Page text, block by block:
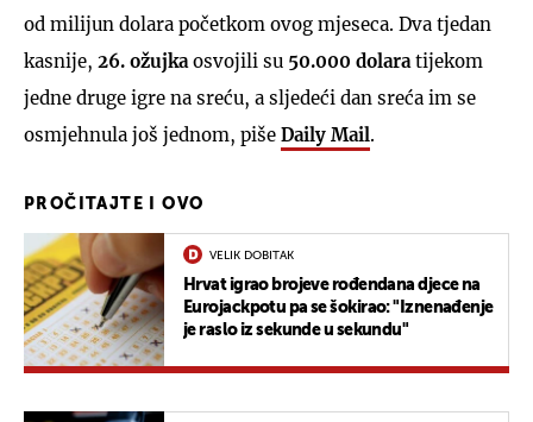
od milijun dolara početkom ovog mjeseca. Dva tjedan
kasnije, 26. ožujka osvojili su 50.000 dolara tijekom
jedne druge igre na sreću, a sljedeći dan sreća im se
osmjehnula još jednom, piše Daily Mail.
PROČITAJTE I OVO
VELIK DOBITAK
Hrvat igrao brojeve rođendana djece na
Eurojackpotu pa se šokirao: "Iznenađenje
je raslo iz sekunde u sekundu"